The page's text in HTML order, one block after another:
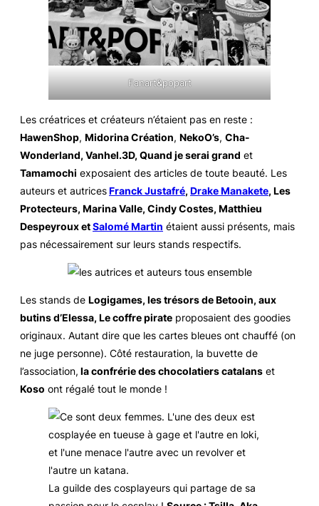
Fanart&popart
Les créatrices et créateurs n’étaient pas en reste :
HawenShop, Midorina Création, NekoO’s, Cha-
Wonderland, Vanhel.3D, Quand je serai grand et
Tamamochi exposaient des articles de toute beauté. Les
auteurs et autricesFranck Justafré, Drake Manakete, Les
Protecteurs, Marina Valle, Cindy Costes, Matthieu
Despeyroux etSalomé Martin étaient aussi présents, mais
pas nécessairement sur leurs stands respectifs.
Les stands de Logigames, les trésors de Betooin, aux
butins d’Elessa, Le coffre pirate proposaient des goodies
originaux. Autant dire que les cartes bleues ont chauffé (on
ne juge personne). Côté restauration, la buvette de
l’association, la confrérie des chocolatiers catalans et
Koso ont régalé tout le monde !
La guilde des cosplayeurs qui partage de sa